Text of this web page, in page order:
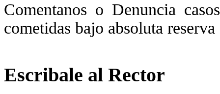
Comentanos o Denuncia
cometidas bajo absoluta
Escribale al Rector